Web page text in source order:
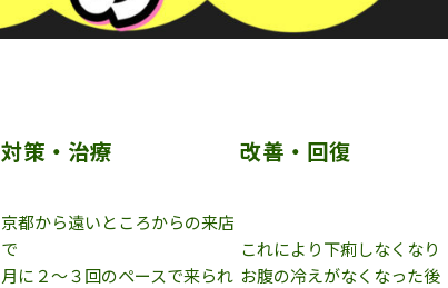
対策・治療
京都から遠いところからの来店
で
月に２～３回のペースで来られ
改善・回復
これにより下痢しなくなり
お腹の冷えがなくなった後